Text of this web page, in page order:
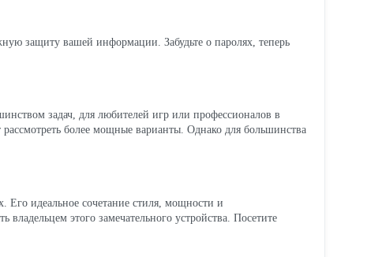
защиту вашей информации. Забудьте о паролях, теперь
задач, для любителей игр или профессионалов в
более мощные варианты. Однако для большинства
идеальное сочетание стиля, мощности и
этого замечательного устройства. Посетите